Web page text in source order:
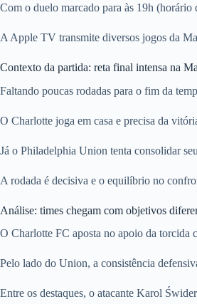
Com o duelo marcado para às 19h
A Apple TV transmite diversos jogos da
Contexto da partida: reta final intensa na
Faltando poucas rodadas para o fim da
O Charlotte joga em casa e precisa da
Já o Philadelphia Union tenta consolidar
A rodada é decisiva e o equilíbrio no
Análise: times chegam com objetivos
O Charlotte FC aposta no apoio da torcida
Pelo lado do Union, a consistência
Entre os destaques, o atacante Karol